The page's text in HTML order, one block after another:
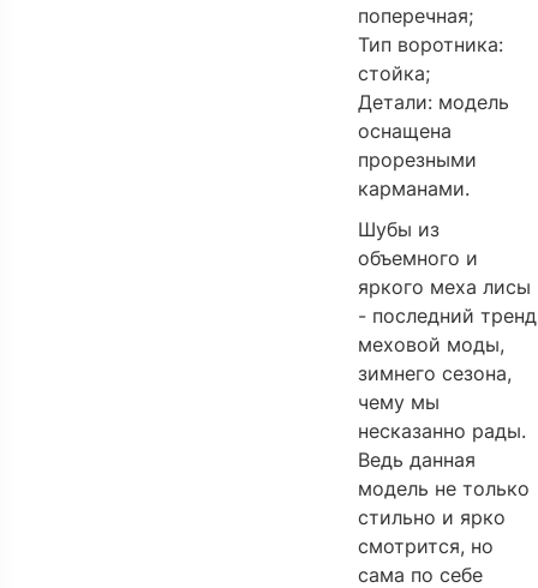
поперечная;
Тип воротника:
стойка;
Детали: модель
оснащена
прорезными
карманами.
Шубы из
объемного и
яркого меха лисы
- последний тренд
меховой моды,
зимнего сезона,
чему мы
несказанно рады.
Ведь данная
модель не только
стильно и ярко
смотрится, но
сама по себе